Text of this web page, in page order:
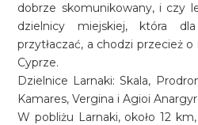
dobrze skomunikowany, i czy
dzielnicy miejskiej, która
przytłaczać, a chodzi przecież o
Cyprze.
Dzielnice Larnaki: Skala,
Kamares, Vergina i Agioi
W pobliżu Larnaki, około 12